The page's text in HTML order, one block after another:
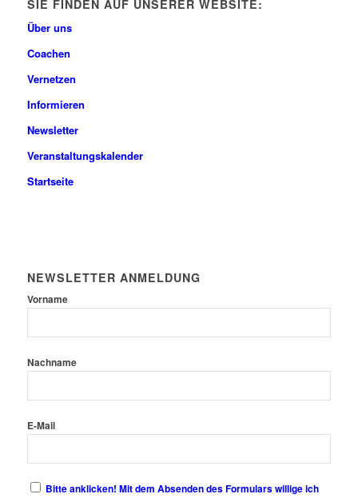
SIE FINDEN AUF UNSERER WEBSITE:
Über uns
Coachen
Vernetzen
Informieren
Newsletter
Veranstaltungskalender
Startseite
NEWSLETTER ANMELDUNG
Vorname
Nachname
E-Mail
Bitte anklicken! Mit dem Absenden des Formulars willige ich